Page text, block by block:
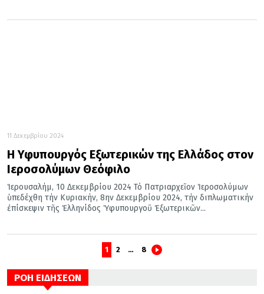
11 Δεκεμβρίου 2024
Η Υφυπουργός Εξωτερικών της Ελλάδος στον
Ιεροσολύμων Θεόφιλο
Ἱερουσαλήμ, 10 Δεκεμβρίου 2024 Τό Πατριαρχεῖον Ἱεροσολύμων
ὑπεδέχθη τήν Κυριακήν, 8ην Δεκεμβρίου 2024, τήν διπλωματικήν
ἐπίσκεψιν τῆς Ἑλληνίδος Ὑφυπουργοῦ Ἐξωτερικῶν...
1 2 … 8
ΡΟΗ ΕΙΔΗΣΕΩΝ